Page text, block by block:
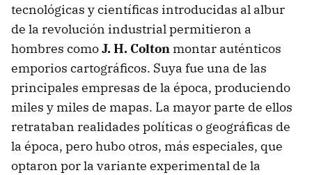
tecnológicas y científicas introducidas al albur
de la revolución industrial permitieron a
hombres comoJ. H. Colton montar auténticos
emporios cartográficos. Suya fue una de las
principales empresas de la época, produciendo
miles y miles de mapas. La mayor parte de ellos
retrataban realidades políticas o geográficas de
la época, pero hubo otros, más especiales, que
optaron por la variante experimental de la